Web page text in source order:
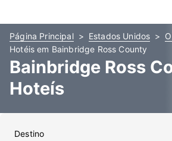
Página Principal Estados Unidos
Hotéis em Bainbridge Ross County
Bainbridge Ross
Hoteís
Destino